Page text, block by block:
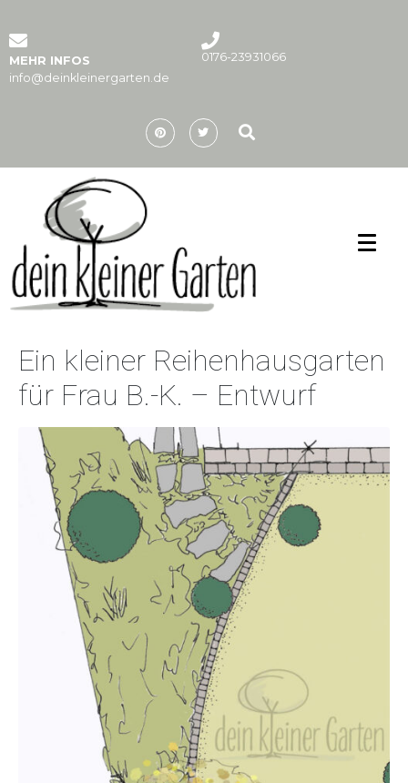
MEHR INFOS
info@deinkleinergarten.de
0176-23931066
Ein kleiner Reihenhausgarten
für Frau B.-K. – Entwurf